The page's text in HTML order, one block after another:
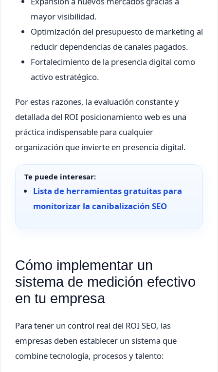
mayor visibilidad.
Optimización del presupuesto de marketing al
reducir dependencias de canales pagados.
Fortalecimiento de la presencia digital como
activo estratégico.
Por estas razones, la evaluación constante y
detallada del ROI posicionamiento web es una
práctica indispensable para cualquier
organización que invierte en presencia digital.
Te puede interesar:
Lista de herramientas gratuitas para
monitorizar la canibalización SEO
Cómo implementar un
sistema de medición efectivo
en tu empresa
Para tener un control real del ROI SEO, las
empresas deben establecer un sistema que
combine tecnología, procesos y talento: